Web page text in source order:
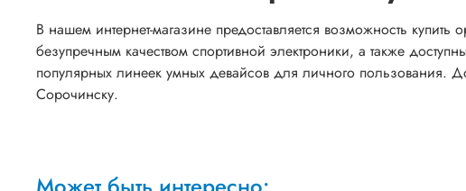
В нашем интернет-магазине предоставляется возможность
безупречным качеством спортивной электроники, а также
популярных линеек умных девайсов для личного пользования.
Сорочинску.